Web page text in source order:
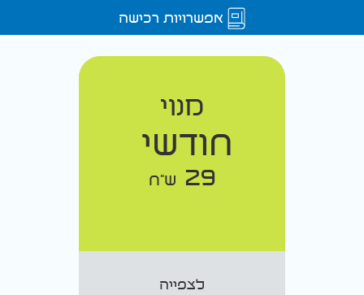
אפשרויות רכישה
מנוי
חודשי
29 ש"ח
לצפייה